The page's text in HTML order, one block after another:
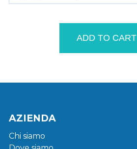
ADD TO CART
AZIENDA
Chi siamo